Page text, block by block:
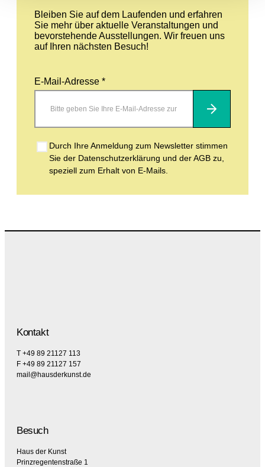
Bleiben Sie auf dem Laufenden und erfahren
Sie mehr über aktuelle Veranstaltungen und
bevorstehende Ausstellungen. Wir freuen uns
auf Ihren nächsten Besuch!
E-Mail-Adresse *
Abonnieren
Durch Ihre Anmeldung zum Newsletter stimmen
Sie der Datenschutzerklärung und der AGB zu,
speziell zum Erhalt von E-Mails.
Kontakt
T +49 89 21127 113
F +49 89 21127 157
mail@hausderkunst.de
Besuch
Haus der Kunst
Prinzregentenstraße 1